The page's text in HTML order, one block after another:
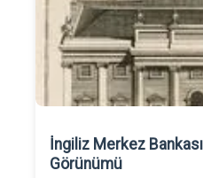
İngiliz Merkez
Görünümü